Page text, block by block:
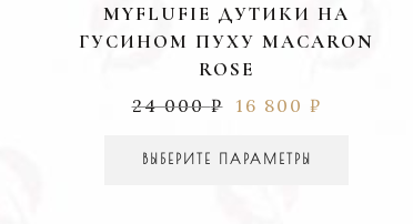
MYFLUFIE ДУТИКИ НА
ГУСИНОМ ПУХУ MACARON
ROSE
24 000₽ 16 800 ₽
ВЫБЕРИТЕ ПАРАМЕТРЫ